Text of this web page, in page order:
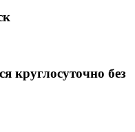
круглосуточно без